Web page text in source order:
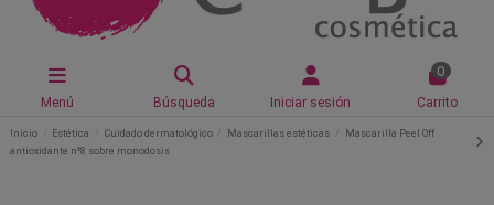
Menú Búsqueda Iniciar sesión
0
Carrito
Inicio Estética Cuidado dermatológico Mascarillas estéticas
Mascarilla Peel Off
antioxidante nº8 sobre monodosis